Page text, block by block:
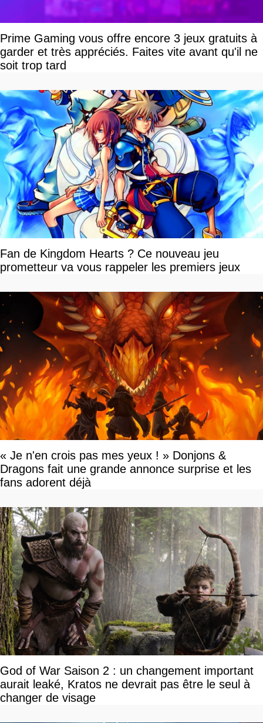
Prime Gaming vous offre encore 3 jeux gratuits à
garder et très appréciés. Faites vite avant qu'il ne
soit trop tard
Fan de Kingdom Hearts ? Ce nouveau jeu
prometteur va vous rappeler les premiers jeux
« Je n'en crois pas mes yeux ! » Donjons &
Dragons fait une grande annonce surprise et les
fans adorent déjà
God of War Saison 2 : un changement important
aurait leaké, Kratos ne devrait pas être le seul à
changer de visage